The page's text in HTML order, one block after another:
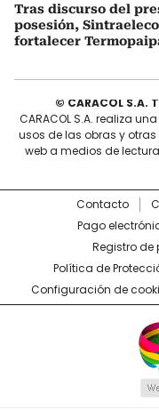
Tras discurso del
posesión,
fortalecer
© CARACOL
CARACOL S.A. realiza
usos de las obras y
web a medios de
Contacto
Pago
Registro de
Política de
Configuración de